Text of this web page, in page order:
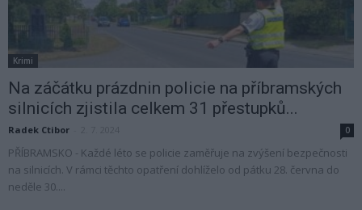
Krimi
Na záčátku prázdnin policie na příbramských
silnicích zjistila celkem 31 přestupků...
Radek Ctibor 0
PŘÍBRAMSKO - Každé léto se policie zaměřuje na zvýšení bezpečnosti
na silnicích. V rámci těchto opatření dohlíželo od pátku 28. června do
neděle 30....